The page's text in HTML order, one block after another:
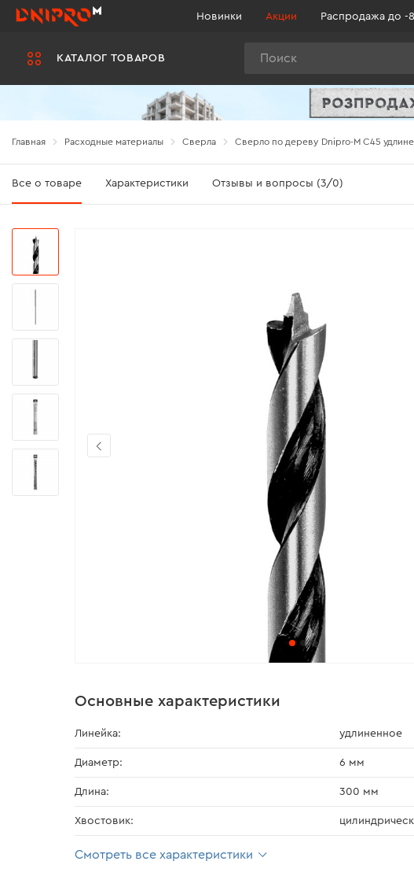
КАТАЛОГ ТОВАРОВ
Новинки Акции Распродажа до -
Главная Расходные материалы Сверла Сверло по дереву Dnipro-M С45
Все о товаре Характеристики Отзывы и вопросы (3/0)
Основные характеристики
Линейка: удлиненное
Диаметр: 6 мм
Длина: 300 мм
Хвостовик:
Смотреть все характеристики